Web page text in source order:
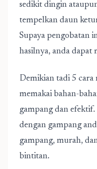
sedikit dingin
tempelkan daun
Supaya pengobatan
hasilnya, anda dapat
Demikian tadi 5
memakai bahan-
gampang dan
dengan gampang
gampang, murah,
bintitan.